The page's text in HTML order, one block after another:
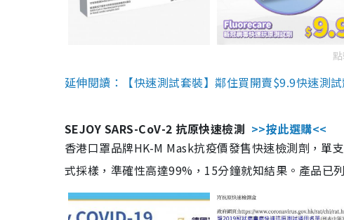
延伸閱讀：【快速測試套裝】鄰住買開賣$9.9快速測
SEJOY SARS-CoV-2 抗原快速檢測 >>按此選購<<
香港口罩品牌HK-M Mask抗疫價發售快速檢測劑，
式採樣，準確性高達99%，15分鐘就知結果。產品已